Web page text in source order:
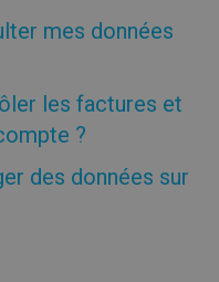
utiliser ClickMeeting ?
données de facturation ?
sur ma facture ?
mes données
les factures et
?
des données sur